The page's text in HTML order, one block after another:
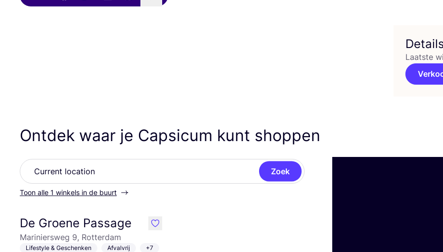
Laatste
Ontdek waar je Capsicum kunt shoppen
Zoek
Toon alle 1 winkels in de buurt
De Groene Passage
Mariniersweg 9, Rotterdam
Lifestyle & Geschenken Afvalvrij +7
like